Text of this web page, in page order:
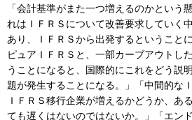
「会計基準がまた一つ増えるのかという
れはＩＦＲＳについて改善要求していく
あり、ＩＦＲＳから出発するということ
ピュアＩＦＲＳと、一部カーブアウトし
うことになると、国際的にこれをどう説
題が発生することになる。」「中間的な
ＩＦＲＳ移行企業が増えるかどうか、あ
ても遅くはないのではないか。」「エン